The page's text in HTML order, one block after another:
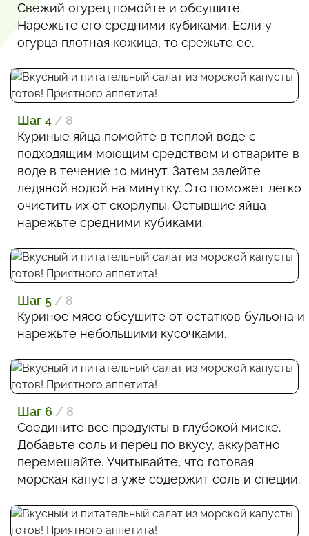
Свежий огурец помойте и обсушите.
Нарежьте его средними кубиками. Если у
огурца плотная кожица, то срежьте ее.
Шаг 4 / 8
Куриные яйца помойте в теплой воде с
подходящим моющим средством и отварите в
воде в течение 10 минут. Затем залейте
ледяной водой на минутку. Это поможет легко
очистить их от скорлупы. Остывшие яйца
нарежьте средними кубиками.
Шаг 5 / 8
Куриное мясо обсушите от остатков бульона и
нарежьте небольшими кусочками.
Шаг 6 / 8
Соедините все продукты в глубокой миске.
Добавьте соль и перец по вкусу, аккуратно
перемешайте. Учитывайте, что готовая
морская капуста уже содержит соль и специи.